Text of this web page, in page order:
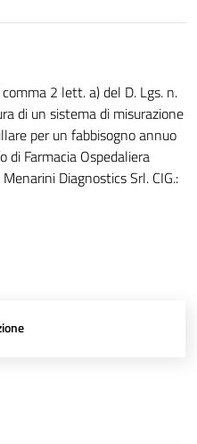
2 lett. a) del D. Lgs. n.
di un sistema di misurazione
per un fabbisogno annuo
Farmacia Ospedaliera
Diagnostics Srl. CIG.: